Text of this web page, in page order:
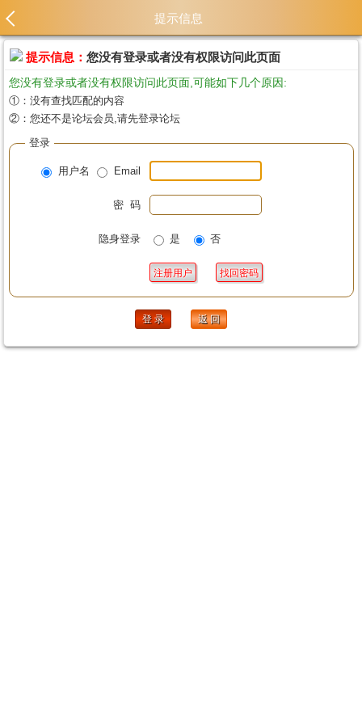
提示信息
提示信息： 您没有登录或者没有权限访问此页面
您没有登录或者没有权限访问此页面,可能如下几个原因:
①：没有查找匹配的内容
②：您还不是论坛会员,请先登录论坛
登录
用户名 Email
密 码
隐身登录 是 否